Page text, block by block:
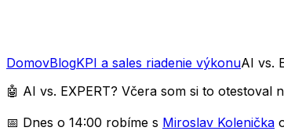
DomovBlogKPI a sales riadenie výkonuAI vs.
🤖 AI vs. EXPERT? Včera som si to otestoval
📅 Dnes o 14:00 robíme s Miroslav Kolenička